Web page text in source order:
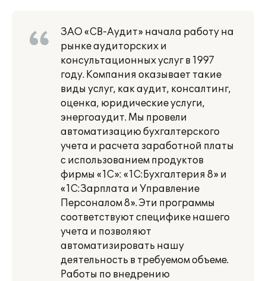
ЗАО «СВ-Аудит» начала работу на
рынке аудиторских и
консультационных услуг в 1997
году. Компания оказывает такие
виды услуг, как аудит, консалтинг,
оценка, юридические услуги,
энергоаудит. Мы провели
автоматизацию бухгалтерского
учета и расчета заработной платы
с использованием продуктов
фирмы «1С»: «1С:Бухгалтерия 8» и
«1С:Зарплата и Управление
Персоналом 8». Эти программы
соответствуют специфике нашего
учета и позволяют
автоматизировать нашу
деятельность в требуемом объеме.
Работы по внедрению